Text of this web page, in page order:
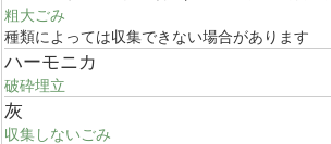
粗大ごみ
種類によっては収集できない場合があります
ハーモニカ
破砕埋立
灰
収集しないごみ